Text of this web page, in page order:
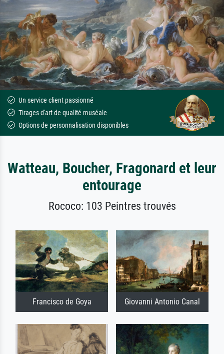
Un service client passionné
Tirages d'art de qualité muséale
Options de personnalisation disponibles
Watteau, Boucher, Fragonard et leur
entourage
Rococo: 103 Peintres trouvés
Francisco de Goya Giovanni Antonio Canal